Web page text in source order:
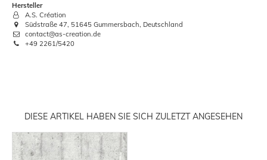
Hersteller
A.S. Création
Südstraße 47, 51645 Gummersbach, Deutschland
contact@as-creation.de
+49 2261/5420
DIESE ARTIKEL HABEN SIE SICH ZULETZT ANGESEHEN